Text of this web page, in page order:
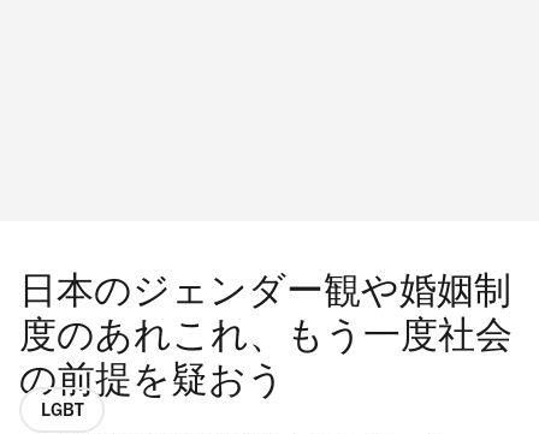
日本のジェンダー観や婚姻制
度のあれこれ、もう一度社会
の前提を疑おう
LGBT